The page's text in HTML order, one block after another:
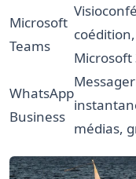
Microsoft
Teams
Microsoft
WhatsApp
Business
médias,